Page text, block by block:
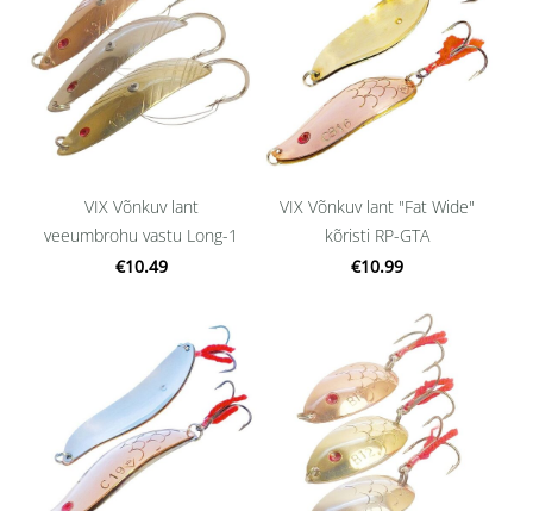
VIX Võnkuv lant
veeumbrohu vastu Long-1
€10.49
VIX Võnkuv lant "Fat Wide"
kõristi RP-GTA
€10.99